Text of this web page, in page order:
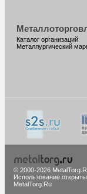
Каталог организаций
Металлургический
© 2000-2026
Использование
MetalTorg.Ru